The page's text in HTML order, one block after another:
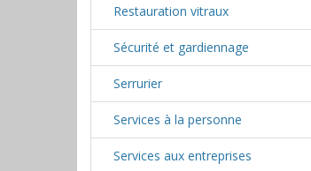
Restauration vitraux
Sécurité et gardiennage
Serrurier
Services à la personne
Services aux entreprises